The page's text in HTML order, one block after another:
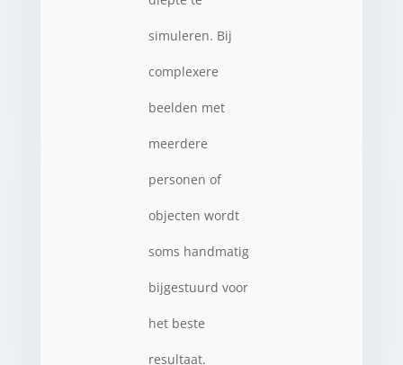
simuleren. Bij
complexere
beelden met
meerdere
personen of
objecten wordt
soms handmatig
bijgestuurd voor
het beste
resultaat.